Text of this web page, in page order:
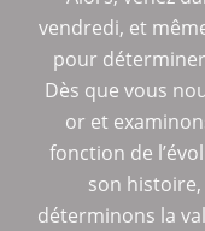
vendredi, et
pour
Dès que vous
or et
fonction de
son
déterminons la